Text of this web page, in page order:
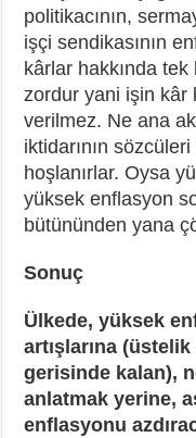
politikacının,
işçi sendikasının
kârlar hakkında
zordur yani işin kâr
verilmez. Ne ana
iktidarının
hoşlanırlar. Oysa
yüksek enflasyon
bütününden yana
Sonuç
Ülkede, yüksek
artışlarına
gerisinde kalan),
anlatmak yerine,
enflasyonu